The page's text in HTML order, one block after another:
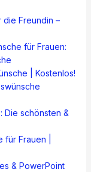
die Freundin –
für Frauen:
| Kostenlos!
Die schönsten &
Frauen |
& PowerPoint